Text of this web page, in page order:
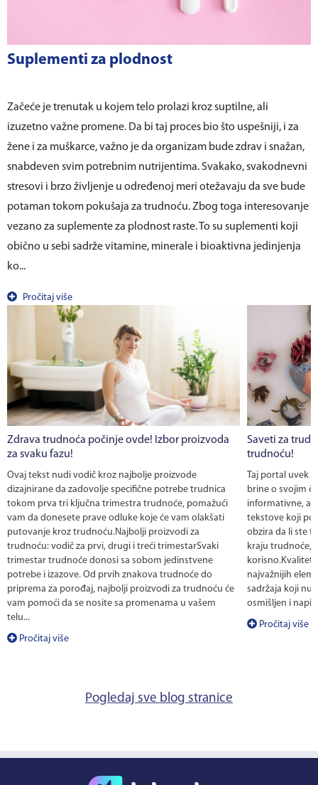
Suplementi za plodnost
Začeće je trenutak u kojem telo prolazi kroz suptilne, ali
izuzetno važne promene. Da bi taj proces bio što uspešniji, i za
žene i za muškarce, važno je da organizam bude zdrav i snažan,
snabdeven svim potrebnim nutrijentima. Svakako, svakodnevni
stresovi i brzo življenje u određenoj meri otežavaju da sve bude
potaman tokom pokušaja za trudnoću. Zbog toga interesovanje
vezano za suplemente za plodnost raste. To su suplementi koji
obično u sebi sadrže vitamine, minerale i bioaktivna jedinjenja
ko...
Pročitaj više
Zdrava trudnoća počinje ovde! Izbor proizvoda
za svaku fazu!
Ovaj tekst nudi vodič kroz najbolje proizvode
dizajnirane da zadovolje specifične potrebe trudnica
tokom prva tri ključna trimestra trudnoće, pomažući
vam da donesete prave odluke koje će vam olakšati
putovanje kroz trudnoću.Najbolji proizvodi za
trudnoću: vodič za prvi, drugi i treći trimestarSvaki
trimestar trudnoće donosi sa sobom jedinstvene
potrebe i izazove. Od prvih znakova trudnoće do
priprema za porođaj, najbolji proizvodi za trudnoću će
vam pomoći da se nosite sa promenama u vašem
telu...
Pročitaj više
Saveti za
trudnoću!
Taj portal uvek
brine o svojim
informativne, ali
tekstove koji
obzira da li ste
kraju trudnoće,
korisno.Kvalitet
najvažnijih
sadržaja koji
osmišljen i
Pročitaj više
Pogledaj sve blog stranice